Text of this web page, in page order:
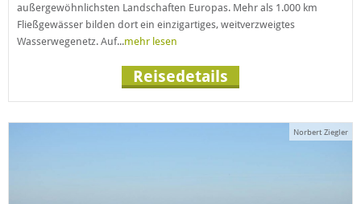
außergewöhnlichsten Landschaften Europas. Mehr als 1.000 km
Fließgewässer bilden dort ein einzigartiges, weitverzweigtes
Wasserwegenetz. Auf...mehr lesen
Reisedetails
Norbert Ziegler